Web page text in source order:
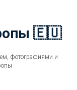
🇪🇺
фотографиями и